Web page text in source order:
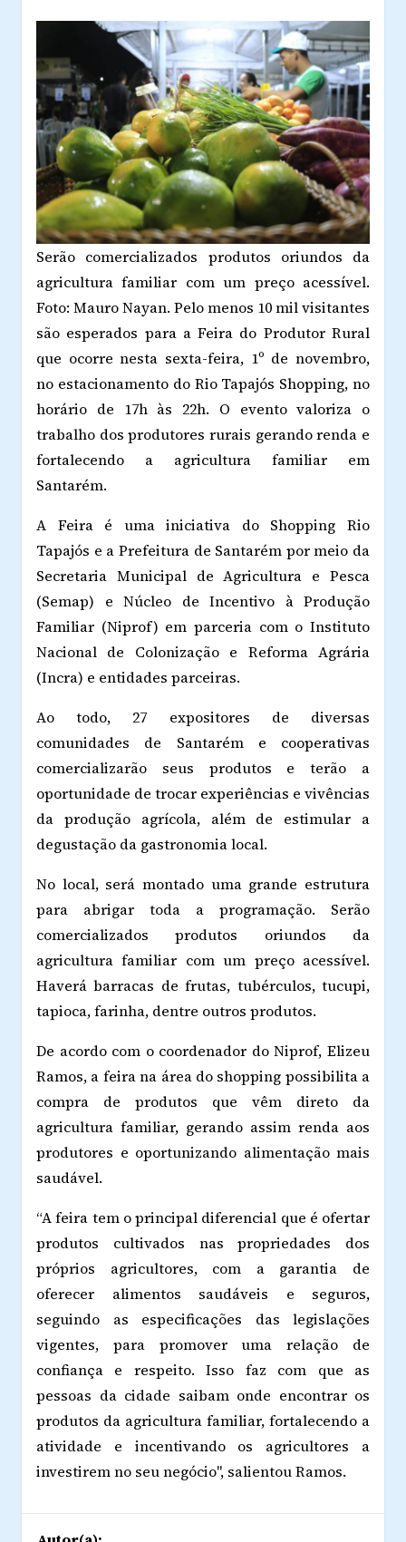
Serão comercializados produtos oriundos da
agricultura familiar com um preço acessível.
Foto: Mauro Nayan. Pelo menos 10 mil visitantes
são esperados para a Feira do Produtor Rural
que ocorre nesta sexta-feira, 1º de novembro,
no estacionamento do Rio Tapajós Shopping, no
horário de 17h às 22h. O evento valoriza o
trabalho dos produtores rurais gerando renda e
fortalecendo a agricultura familiar em
Santarém.
A Feira é uma iniciativa do Shopping Rio
Tapajós e a Prefeitura de Santarém por meio da
Secretaria Municipal de Agricultura e Pesca
(Semap) e Núcleo de Incentivo à Produção
Familiar (Niprof) em parceria com o Instituto
Nacional de Colonização e Reforma Agrária
(Incra) e entidades parceiras.
Ao todo, 27 expositores de diversas
comunidades de Santarém e cooperativas
comercializarão seus produtos e terão a
oportunidade de trocar experiências e vivências
da produção agrícola, além de estimular a
degustação da gastronomia local.
No local, será montado uma grande estrutura
para abrigar toda a programação. Serão
comercializados produtos oriundos da
agricultura familiar com um preço acessível.
Haverá barracas de frutas, tubérculos, tucupi,
tapioca, farinha, dentre outros produtos.
De acordo com o coordenador do Niprof, Elizeu
Ramos, a feira na área do shopping possibilita a
compra de produtos que vêm direto da
agricultura familiar, gerando assim renda aos
produtores e oportunizando alimentação mais
saudável.
“A feira tem o principal diferencial que é ofertar
produtos cultivados nas propriedades dos
próprios agricultores, com a garantia de
oferecer alimentos saudáveis e seguros,
seguindo as especificações das legislações
vigentes, para promover uma relação de
confiança e respeito. Isso faz com que as
pessoas da cidade saibam onde encontrar os
produtos da agricultura familiar, fortalecendo a
atividade e incentivando os agricultores a
investirem no seu negócio", salientou Ramos.